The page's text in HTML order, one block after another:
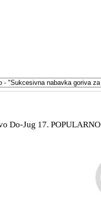
Do-Jug 17. POPULARNO